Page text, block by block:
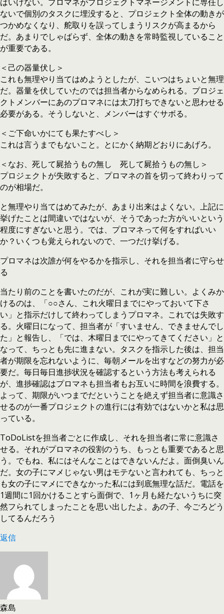
ないで個別のタスクに埋没すると、プロジェクト全体の動きが
つかめなくなり、舵取りを誤ってしまうリスクが高まるから
だ。あまりでしゃばらず、全体の動きを常時監視していること
が重要である。
＜己の器量伏し＞
これも無理やり当てはめようとしたが、こいつはちょいと無理
だ。器量を伏していたのでは担当者からなめられる。プロジェ
クトメンバーにあのプロマネには太刀打ちできないと思わせる
必要がある。そうしないと、メンバーはすぐサボる。
＜ご下命いかにても果たすべし＞
これは言うまでもないこと。とにかく納期どおりにあげろ。
＜なお、死して屍拾うもの無し 死して屍拾うもの無し＞
プロジェクトが失敗すると、プロマネの首を切って終わりって
のが相場だ。
と無理やり当てはめてみたが、あまり出来はよくない。上記に
挙げたことは間違いではないが、そうであった方がいいという
程度にすぎないと思う。では、プロマネって何をすればいい
か？いくつも覚えられないので、一つだけ挙げる。
プロマネは次誰が何をやるかを指示し、それを担当者に守らせ
る
当たり前のことを書いたのだが、これが実に難しい。よくみか
けるのは、「○○さん、これ火曜日までにやっておいて下さ
い」と指示だけして終わってしまうプロマネ。これでは失敗す
る。火曜日になって、担当者が「すいません、できませんでし
た」と報告し、「では、木曜日までにやってきてください」と
なって、ちっとも先に進まない。タスクを指示した後は、担当
者が期限を忘れないように、毎朝メールを出すなどの努力が必
要だ。毎日毎日進捗状況を確認するという方法も考えられる
が、進捗確認はプロマネも担当者もお互いに時間を浪費する。
よって、期限がいつまでだということを絶えず担当者に意識さ
せるのが一番プロジェクトの進行には有効ではないかと私は思
っている。
ToDoListを担当者ごとに作成し、それを担当者に常に意識さ
せる。それがプロマネの役割のうち、もっとも重要であると思
う。でもね、私にはそんなことはできないんだよ。面倒臭いん
だ。女の子にマメじゃない男はモテないと言われても、ちっと
も女の子にマメにできなかった私には到底無理な話だ。電話を
1週間に1回かけることすら面倒で、1ヶ月も経たないうちに突
然フられてしまったことを思い出したよ。あの子、今ごろどう
してるんだろう
返信
森島